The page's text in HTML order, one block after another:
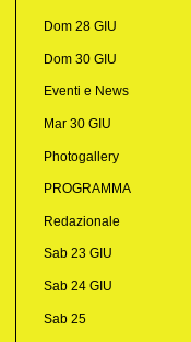
Dom 28 GIU
Dom 30 GIU
Eventi e News
Mar 30 GIU
Photogallery
PROGRAMMA
Redazionale
Sab 23 GIU
Sab 24 GIU
Sab 25